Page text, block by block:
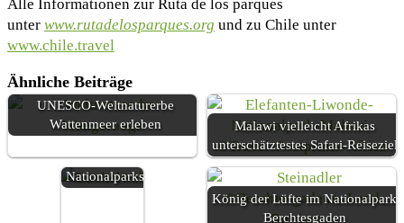
Alle Informationen zur Ruta de los parques
unter www.rutadelosparques.org und zu Chile unter
www.chile.travel
Ähnliche Beiträge
UNESCO-Weltnaturerbe
Wattenmeer erleben
Malawi vielleicht Afrikas
unterschätztestes Safari-Reiseziel
Walbeobachtung
in Brasiliens
Meeres-
Nationalparks
König der Lüfte im Nationalpark
Berchtesgaden